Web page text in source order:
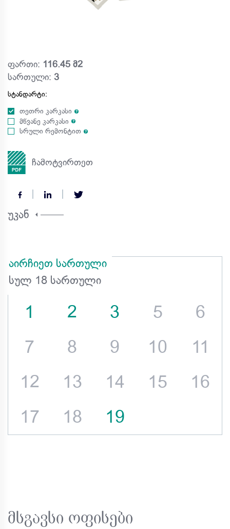
შეარჩიეთ ბინა
შეარჩიეთ ბინა
ფართი: 116.45 მ2
სართული: 3
სტანდარტი:
თეთრი კარკასი
მწვანე კარკასი
სრული რემონტით
ჩამოტვირთეთ
უკან
აირჩიეთ სართული
სულ 18 სართული
1 2 3 5
6
7
8 9 10
11
12
13 14 15
16
17
18 19
მსგავსი ოფისები